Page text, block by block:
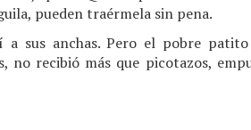
pueden traérmela sin pena.
sus anchas. Pero el pobre
no recibió más que picotazos,